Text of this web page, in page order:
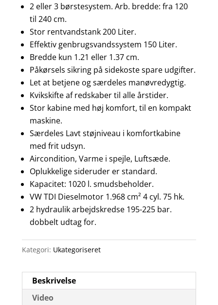
2 eller 3 børstesystem. Arb. bredde: fra 120
til 240 cm.
Stor rentvandstank 200 Liter.
Effektiv genbrugsvandssystem 150 Liter.
Bredde kun 1.21 eller 1.37 cm.
Påkørsels sikring på sidekoste spare udgifter.
Let at betjene og særdeles manøvredygtig.
Kvikskifte af redskaber til alle årstider.
Stor kabine med høj komfort, til en kompakt
maskine.
Særdeles Lavt støjniveau i komfortkabine
med frit udsyn.
Aircondition, Varme i spejle, Luftsæde.
Oplukkelige sideruder er standard.
Kapacitet: 1020 l. smudsbeholder.
VW TDI Dieselmotor 1.968 cm² 4 cyl. 75 hk.
2 hydraulik arbejdskredse 195-225 bar.
dobbelt udtag for.
Kategori: Ukategoriseret
Beskrivelse
Video